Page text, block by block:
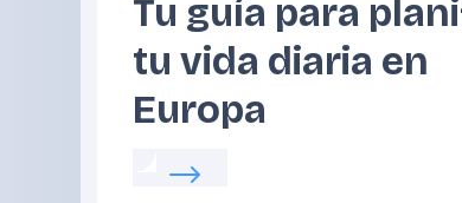
Tu guía para
tu vida diaria en
Europa
Read more about: